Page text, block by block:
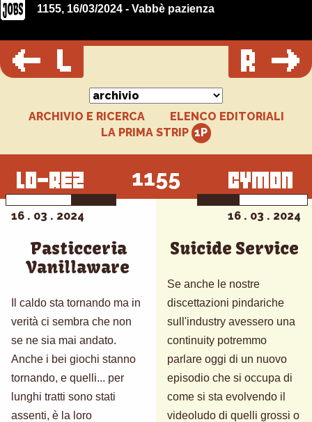
1155, 16/03/2024 - Vabbè pazienza
ARCHIVIO E RICERCA
ELENCO EDITORIALI
LA PRIMA STRIP
1155
16 . 03 . 2024
Pasticceria
Vanillaware
Il caldo sta tornando ma in
verità ci sembra che non
se ne sia mai andato.
Anche i bei giochi stanno
tornando, e quelli... per
lunghi tratti sono stati
assenti, è la loro
16 . 03 . 2024
Suicide Service
Se anche le nostre
discettazioni pindariche
sull'industry avessero una
continuity potremmo
parlare oggi di un nuovo
episodio che si occupa di
come si sta evolvendo il
videoludo di quelli grossi o